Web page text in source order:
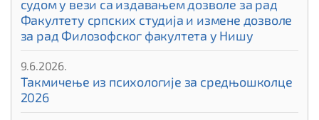
судом у вези са издавањем дозволе за рад
Факултету српских студија и измене дозволе
за рад Филозофског факултета у Нишу
9.6.2026.
Такмичење из психологије за средњошколце
2026